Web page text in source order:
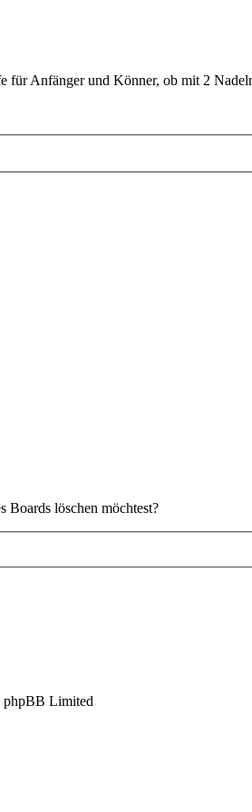
für Anfänger und Könner, ob mit 2
Boards löschen möchtest?
Limited